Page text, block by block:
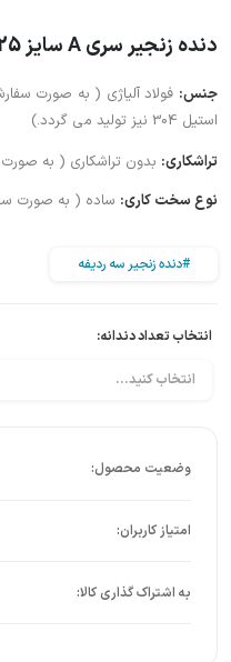
دنده زنجیر سری A سایز 25 سه ردیفه ساده
جنس:
استیل 304 نیز تولید می گردد.)
تراشکاری: بدون تراشکاری ( به
نوع سخت کاری: ساده ( به صورت
#دنده زنجیر سه ردیفه
انتخاب تعداد دندانه: